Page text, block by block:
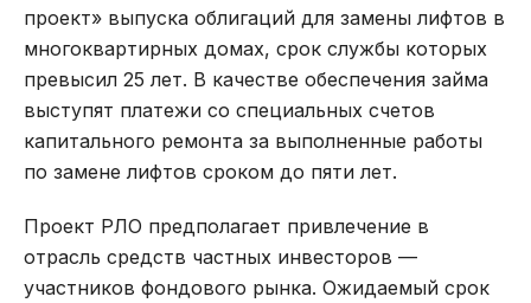
проект» выпуска облигаций для замены лифтов в
многоквартирных домах, срок службы которых
превысил 25 лет. В качестве обеспечения займа
выступят платежи со специальных счетов
капитального ремонта за выполненные работы
по замене лифтов сроком до пяти лет.
Проект РЛО предполагает привлечение в
отрасль средств частных инвесторов —
участников фондового рынка. Ожидаемый срок